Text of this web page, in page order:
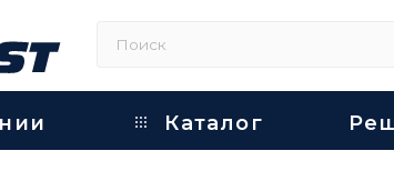
Каталог